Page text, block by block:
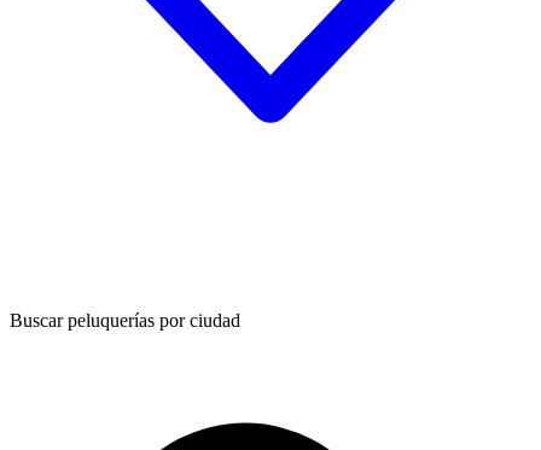
Buscar peluquerías por ciudad